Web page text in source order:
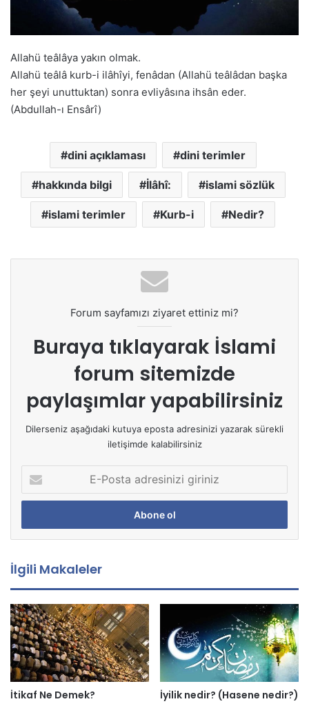
Allahü teâlâya yakın olmak.
Allahü teâlâ kurb-i ilâhîyi, fenâdan (Allahü teâlâdan başka
her şeyi unuttuktan) sonra evliyâsına ihsân eder.
(Abdullah-ı Ensârî)
dini açıklaması dini terimler
hakkında bilgi İlâhî: islami sözlük
islami terimler Kurb-i Nedir?
Forum sayfamızı ziyaret ettiniz mi?
Buraya tıklayarak İslami
forum sitemizde
paylaşımlar yapabilirsiniz
Dilerseniz aşağıdaki kutuya eposta adresinizi yazarak sürekli
iletişimde kalabilirsiniz
P
s
a
d
r
e
s
i
n
i
z
İlgili Makaleler
İtikaf Ne Demek? İyilik nedir? (Hasene nedir?)